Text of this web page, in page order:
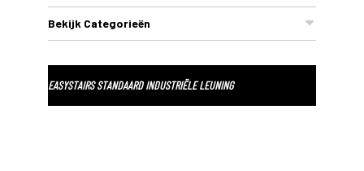
Bekijk Categorieën
EASYSTAIRS STANDAARD INDUSTRIËLE LEUNING